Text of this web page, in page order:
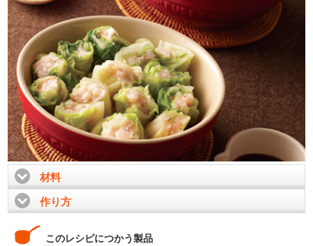
材料click to expand contents
作り方
このレシピにつかう製品